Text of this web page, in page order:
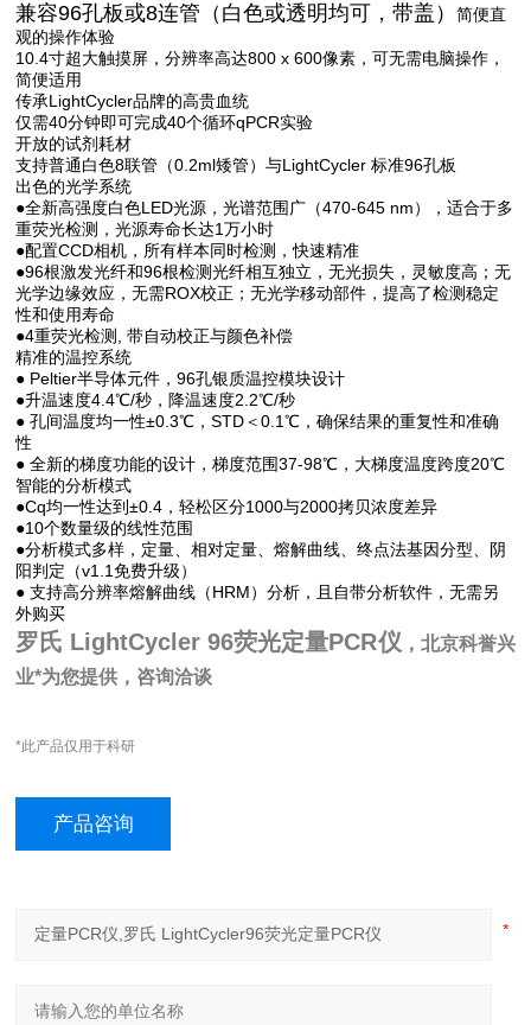
兼容96孔板或8连管（白色或透明均可，带盖）简便直
观的操作体验
10.4寸超大触摸屏，分辨率高达800 x 600像素，可无需电脑操作，
简便适用
传承LightCycler品牌的高贵血统
仅需40分钟即可完成40个循环qPCR实验
开放的试剂耗材
支持普通白色8联管（0.2ml矮管）与LightCycler 标准96孔板
出色的光学系统
●全新高强度白色LED光源，光谱范围广（470-645 nm），适合于多
重荧光检测，光源寿命长达1万小时
●配置CCD相机，所有样本同时检测，快速精准
●96根激发光纤和96根检测光纤相互独立，无光损失，灵敏度高；无
光学边缘效应，无需ROX校正；无光学移动部件，提高了检测稳定
性和使用寿命
●4重荧光检测, 带自动校正与颜色补偿
精准的温控系统
● Peltier半导体元件，96孔银质温控模块设计
●升温速度4.4℃/秒，降温速度2.2℃/秒
● 孔间温度均一性±0.3℃，STD＜0.1℃，确保结果的重复性和准确
性
● 全新的梯度功能的设计，梯度范围37-98℃，大梯度温度跨度20℃
智能的分析模式
●Cq均一性达到±0.4，轻松区分1000与2000拷贝浓度差异
●10个数量级的线性范围
●分析模式多样，定量、相对定量、熔解曲线、终点法基因分型、阴
阳判定（v1.1免费升级）
● 支持高分辨率熔解曲线（HRM）分析，且自带分析软件，无需另
外购买
罗氏 LightCycler 96荧光定量PCR仪 ，北京科誉兴
业*为您提供，咨询洽谈
*此产品仅用于科研
产品咨询